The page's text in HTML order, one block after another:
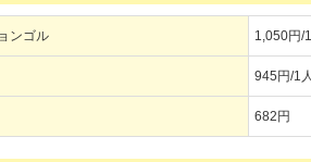
ンゴル 1,050円/
945円/1
682円